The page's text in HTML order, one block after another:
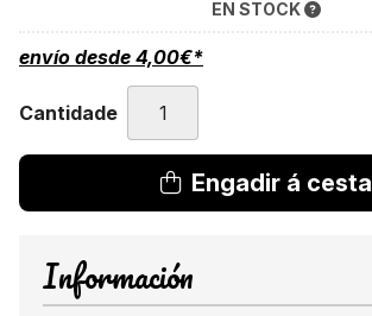
EN STOCK
envío desde 4,00€*
Cantidade
Engadir á cesta
Información